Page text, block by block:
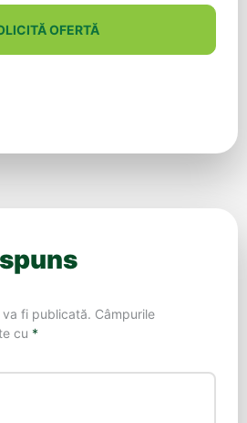
OFERTĂ
va fi publicată. Câmpurile
cu *